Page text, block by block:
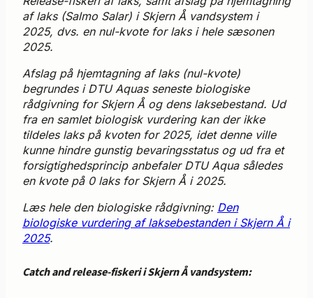
af laks (Salmo Salar) i Skjern Å vandsystem i
2025, dvs. en nul-kvote for laks i hele sæsonen
2025.
Afslag på hjemtagning af laks (nul-kvote)
begrundes i DTU Aquas seneste biologiske
rådgivning for Skjern Å og dens laksebestand. Ud
fra en samlet biologisk vurdering kan der ikke
tildeles laks på kvoten for 2025, idet denne ville
kunne hindre gunstig bevaringsstatus og ud fra et
forsigtighedsprincip anbefaler DTU Aqua således
en kvote på 0 laks for Skjern Å i 2025.
Læs hele den biologiske rådgivning: Den
biologiske vurdering af laksebestanden i Skjern Å i
2025.
Catch and release-fiskeri i Skjern Å vandsystem: